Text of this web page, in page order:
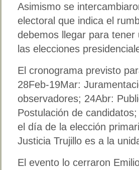
Asimismo se
electoral que indica el
debemos llegar para
las elecciones
El cronograma previsto
28Feb-19Mar:
observadores; 24Abr:
Postulación de
el día de la elección
Justicia Trujillo es a la
El evento lo cerraron